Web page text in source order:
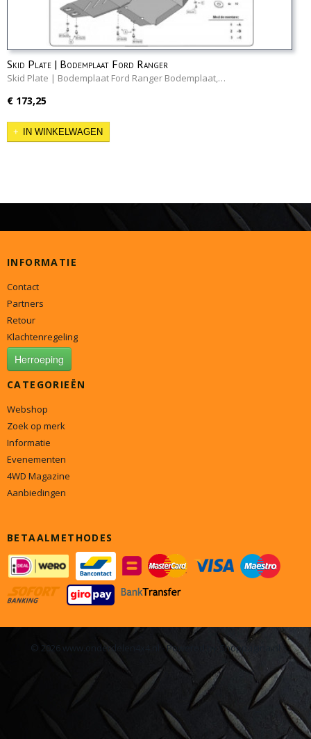
Skid Plate | Bodemplaat Ford Ranger
Skid Plate | Bodemplaat Ford Ranger Bodemplaat,…
€ 173,25
IN WINKELWAGEN
INFORMATIE
Contact
Partners
Retour
Klachtenregeling
Herroeping
CATEGORIEËN
Webshop
Zoek op merk
Informatie
Evenementen
4WD Magazine
Aanbiedingen
BETAALMETHODES
© 2026 www.onderdelen4x4.nl - Powered by Shoppagina.nl